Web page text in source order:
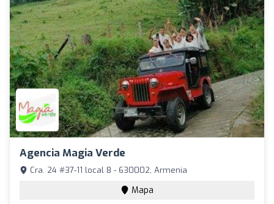
Agencia Magia Verde
Cra. 24 #37-11 local 8 - 630002, Armenia
Mapa